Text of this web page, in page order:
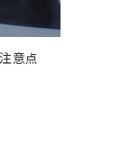
意点